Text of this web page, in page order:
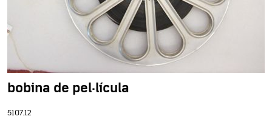
bobina de pel·lícula
5107.12